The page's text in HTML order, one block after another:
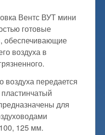
Вентс ВУТ мини
готовые
обеспечивающие
воздуха в
воздуха передается
для
125 мм.